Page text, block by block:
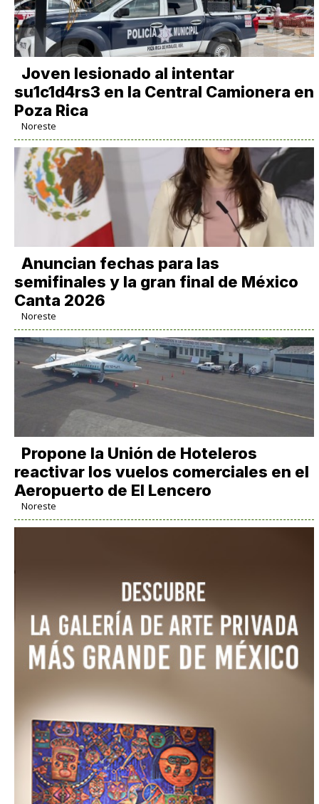
Joven lesionado al intentar
su1c1d4rs3 en la Central Camionera en
Poza Rica
Noreste
Anuncian fechas para las
semifinales y la gran final de México
Canta 2026
Noreste
Propone la Unión de Hoteleros
reactivar los vuelos comerciales en el
Aeropuerto de El Lencero
Noreste